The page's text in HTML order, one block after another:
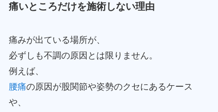
痛いところだけを施術しない理由
痛みが出ている場所が、
必ずしも不調の原因とは限りません。
例えば、
腰痛の原因が股関節や姿勢のクセにあるケース
や、